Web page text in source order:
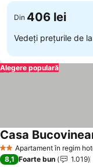
Din 406 lei
Vedeți prețurile de la
Alegere populară
2 SteleApartament în regim
Casa
8,1 Foarte bun 1.019